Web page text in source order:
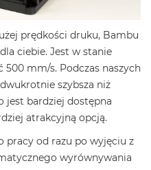
prędkości druku, Bambu
ciebie. Jest w stanie
mm/s. Podczas naszych
szybsza niż
jest bardziej dostępna
atrakcyjną opcją.
pracy od razu po wyjęciu z
wyrównywania